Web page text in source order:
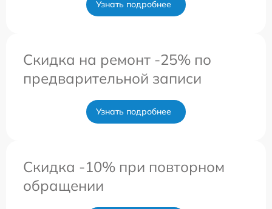
Узнать подробнее
Скидка на ремонт -25% по
предварительной записи
Узнать подробнее
Скидка -10% при повторном
обращении